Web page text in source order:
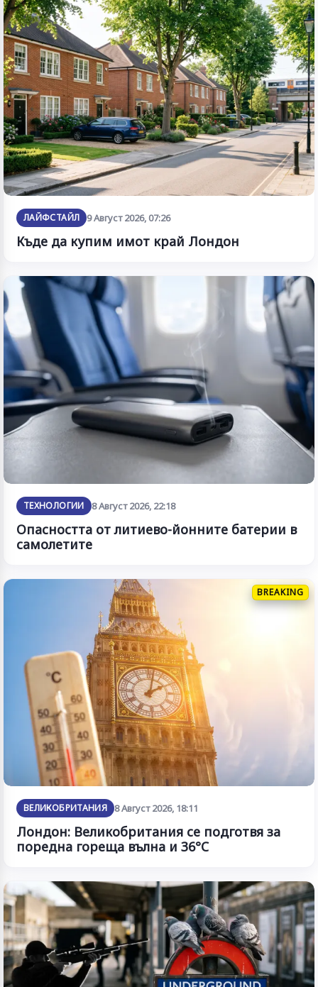
ЛАЙФСТАЙЛ 9 Август 2026, 07:26
Къде да купим имот край Лондон
ТЕХНОЛОГИИ 8 Август 2026, 22:18
Опасността от литиево-йонните батерии в
самолетите
BREAKING
ВЕЛИКОБРИТАНИЯ 8 Август 2026, 18:11
Лондон: Великобритания се подготвя за
поредна гореща вълна и 36°C